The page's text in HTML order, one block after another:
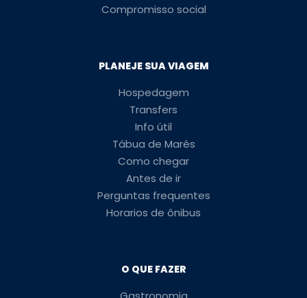
Compromisso social
PLANEJE SUA VIAGEM
Hospedagem
Transfers
Info útil
Tábua de Marés
Como chegar
Antes de ir
Perguntas frequentes
Horarios de ônibus
O QUE FAZER